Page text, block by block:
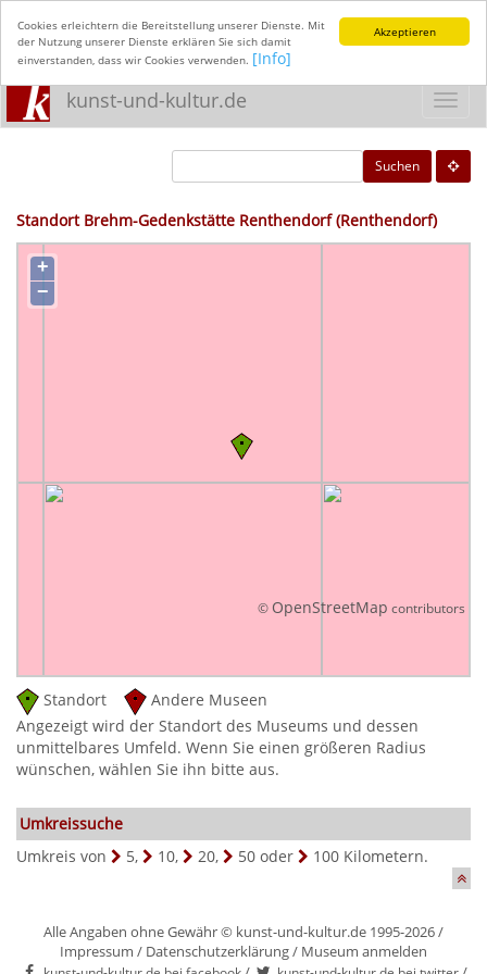
Akzeptieren
Cookies erleichtern die Bereitstellung unserer Dienste. Mit
der Nutzung unserer Dienste erklären Sie sich damit
einverstanden, dass wir Cookies verwenden. [Info]
kunst-und-kultur.de
Suchen
Standort Brehm-Gedenkstätte Renthendorf (Renthendorf)
+
−
© OpenStreetMap contributors
Standort
Andere Museen
Angezeigt wird der Standort des Museums und dessen
unmittelbares Umfeld. Wenn Sie einen größeren Radius
wünschen, wählen Sie ihn bitte aus.
Umkreissuche
Umkreis von
5, 10, 20, 50 oder 100 Kilometern.
Alle Angaben ohne Gewähr © kunst-und-kultur.de 1995-2026 /
Impressum / Datenschutzerklärung/ Museum anmelden